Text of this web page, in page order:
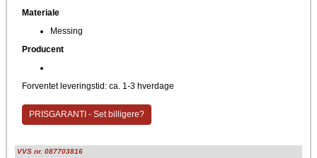
Materiale
Messing
Producent
Forventet leveringstid: ca. 1-3 hverdage
PRISGARANTI - Set billigere?
VVS nr. 087703816